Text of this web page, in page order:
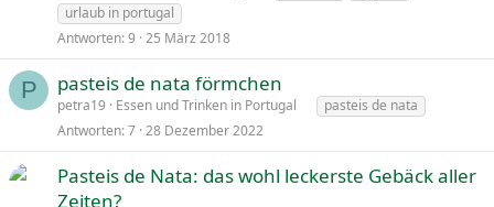
urlaub in portugal
Antworten 9 25 März 2018
P pasteis de nata förmchen
petra19 Essen und Trinken in Portugal
pasteis de nata
Antworten 7 28 Dezember 2022
Pasteis de Nata: das wohl leckerste Gebäck aller
Zeiten?